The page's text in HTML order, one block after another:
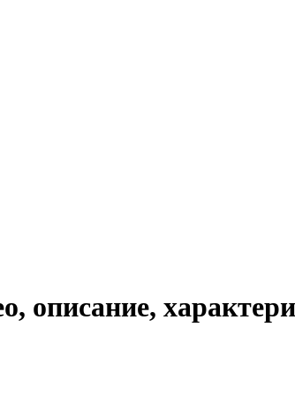
описание,